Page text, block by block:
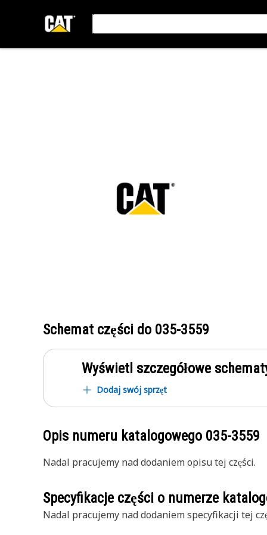
Schemat części do 035-3559
Wyświetl szczegółowe
Dodaj swój sprzęt
Opis numeru katalogowego 035-3559
Nadal pracujemy nad dodaniem opisu tej części.
Specyfikacje części o numerze
Nadal pracujemy nad dodaniem specyfikacji tej